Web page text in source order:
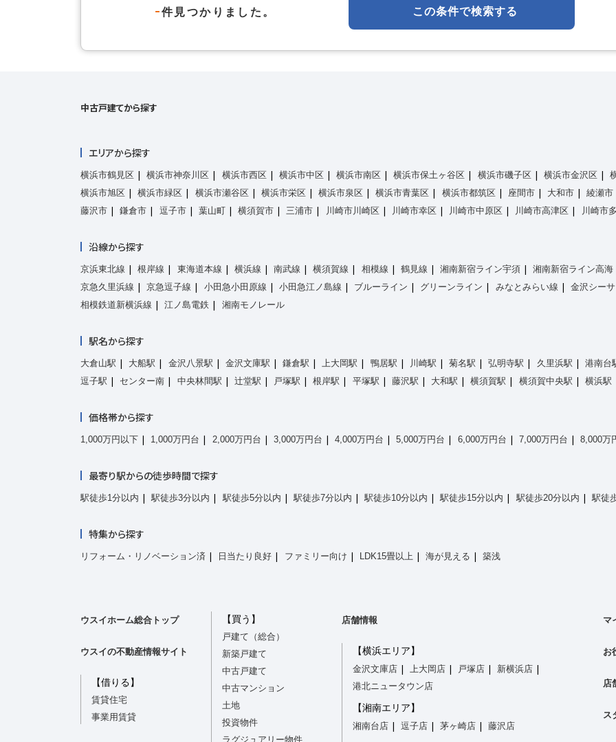
-件見つかりました。 この条件で検索する
中古戸建てから探す
エリアから探す
横浜市鶴見区 横浜市神奈川区 横浜市西区 横浜市中区 横浜市南区 横浜市保土ヶ谷区 横浜市磯子区 横浜市金沢区
横浜市旭区
横浜市緑区 横浜市瀬谷区 横浜市栄区 横浜市泉区 横浜市青葉区 横浜市都筑区 座間市 大和市 綾瀬市
藤沢市
鎌倉市 逗子市 葉山町 横須賀市 三浦市 川崎市川崎区 川崎市幸区 川崎市中原区 川崎市高津区 川崎市
沿線から探す
京浜東北線 根岸線 東海道本線 横浜線 南武線 横須賀線 相模線 鶴見線 湘南新宿ライン宇須 湘南新宿ライン高海
京急久里浜線
京急逗子線 小田急小田原線 小田急江ノ島線 ブルーライン グリーンライン みなとみらい線 金沢シー
相模鉄道新横浜線
江ノ島電鉄 湘南モノレール
駅名から探す
大倉山駅 大船駅 金沢八景駅 金沢文庫駅 鎌倉駅 上大岡駅 鴨居駅 川崎駅 菊名駅 弘明寺駅 久里浜駅 港南台
逗子駅
センター南 中央林間駅 辻堂駅 戸塚駅 根岸駅 平塚駅 藤沢駅 大和駅 横須賀駅 横須賀中央駅 横浜駅
価格帯から探す
1,000万円以下 1,000万円台 2,000万円台 3,000万円台 4,000万円台 5,000万円台 6,000万円台 7,000万円台 8,000万
最寄り駅からの徒歩時間で探す
駅徒歩1分以内 駅徒歩3分以内 駅徒歩5分以内 駅徒歩7分以内 駅徒歩10分以内 駅徒歩15分以内 駅徒歩20分以内 駅徒
特集から探す
リフォーム・リノベーション済 日当たり良好 ファミリー向け LDK15畳以上 海が見える 築浅
ウスイホーム総合トップ
ウスイの不動産情報サイト
【借りる】
賃貸住宅
事業用賃貸
【買う】
戸建て（総合）
新築戸建て
中古戸建て
中古マンション
土地
投資物件
ラグジュアリー物件
店舗情報
【横浜エリア】
金沢文庫店 上大岡店 戸塚店
新横浜店
港北ニュータウン店
【湘南エリア】
湘南台店 逗子店 茅ヶ崎店 藤沢店
マ
お
店
ス